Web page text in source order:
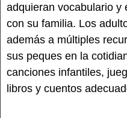
adquieran vocabulario y
con su familia. Los
además a múltiples
sus peques en la
canciones infantiles,
libros y cuentos